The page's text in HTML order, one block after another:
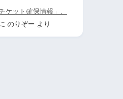
ケット確保情報」、
のりぞー より